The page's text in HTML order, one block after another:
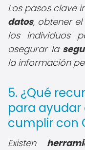
Los pasos clave
datos, obtener el
los individuos
asegurar la
la información
5. ¿Qué
para ayudar
cumplir con
Existen